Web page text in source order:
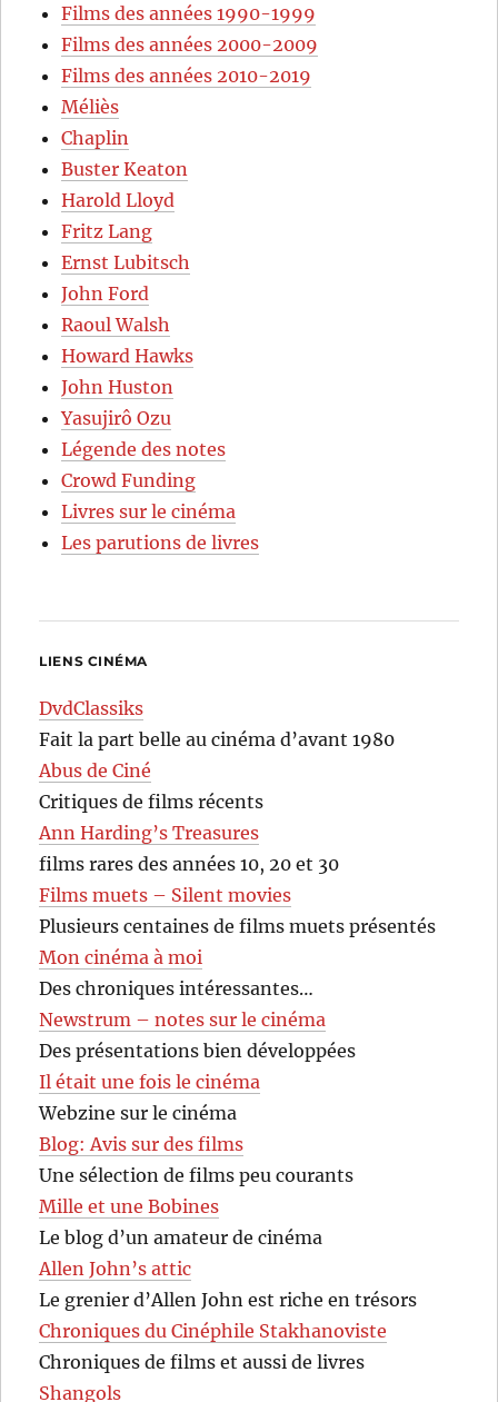
Films des années 1990-1999
Films des années 2000-2009
Films des années 2010-2019
Méliès
Chaplin
Buster Keaton
Harold Lloyd
Fritz Lang
Ernst Lubitsch
John Ford
Raoul Walsh
Howard Hawks
John Huston
Yasujirô Ozu
Légende des notes
Crowd Funding
Livres sur le cinéma
Les parutions de livres
LIENS CINÉMA
DvdClassiks
Fait la part belle au cinéma d’avant 1980
Abus de Ciné
Critiques de films récents
Ann Harding’s Treasures
films rares des années 10, 20 et 30
Films muets – Silent movies
Plusieurs centaines de films muets présentés
Mon cinéma à moi
Des chroniques intéressantes…
Newstrum – notes sur le cinéma
Des présentations bien développées
Il était une fois le cinéma
Webzine sur le cinéma
Blog: Avis sur des films
Une sélection de films peu courants
Mille et une Bobines
Le blog d’un amateur de cinéma
Allen John’s attic
Le grenier d’Allen John est riche en trésors
Chroniques du Cinéphile Stakhanoviste
Chroniques de films et aussi de livres
Shangols